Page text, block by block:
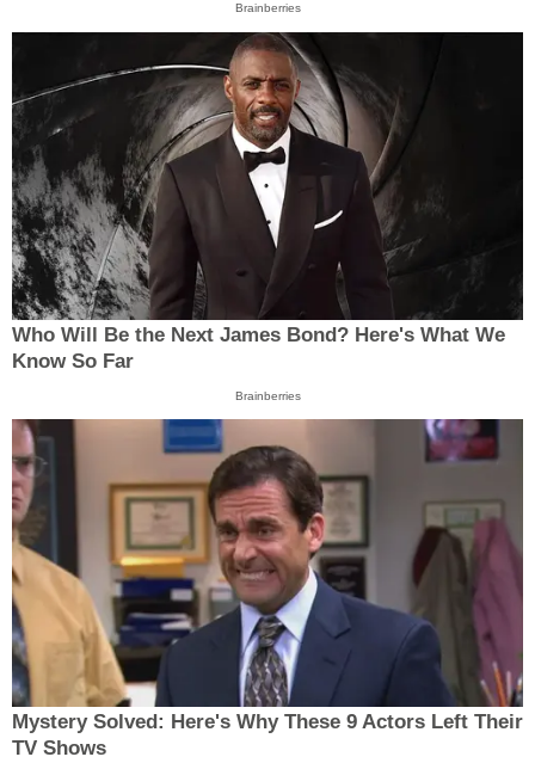
Brainberries
Who Will Be the Next James Bond? Here's What We
Know So Far
Brainberries
Mystery Solved: Here's Why These 9 Actors Left Their
TV Shows